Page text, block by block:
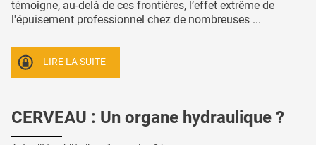
témoigne, au-delà de ces frontières, l’effet extrême de
l'épuisement professionnel chez de nombreuses ...
LIRE LA SUITE
CERVEAU : Un organe hydraulique ?